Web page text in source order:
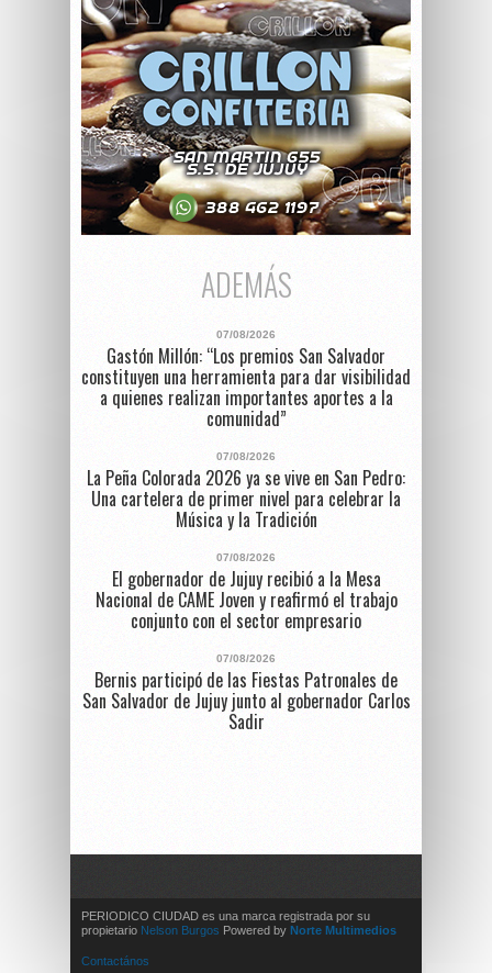
ADEMÁS
07/08/2026
Gastón Millón: “Los premios San Salvador
constituyen una herramienta para dar visibilidad
a quienes realizan importantes aportes a la
comunidad”
07/08/2026
La Peña Colorada 2026 ya se vive en San Pedro:
Una cartelera de primer nivel para celebrar la
Música y la Tradición
07/08/2026
El gobernador de Jujuy recibió a la Mesa
Nacional de CAME Joven y reafirmó el trabajo
conjunto con el sector empresario
07/08/2026
Bernis participó de las Fiestas Patronales de
San Salvador de Jujuy junto al gobernador Carlos
Sadir
PERIODICO CIUDAD es una marca registrada por su
propietario Nelson Burgos Powered by Norte Multimedios
Contactános